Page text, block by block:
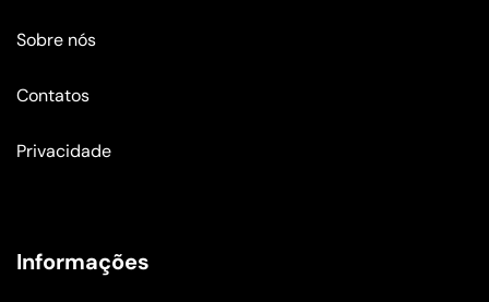
Sobre nós
Contatos
Privacidade
Informações